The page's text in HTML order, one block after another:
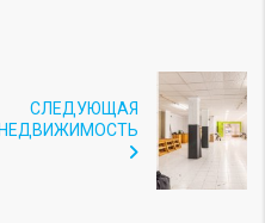
СЛЕДУЮЩАЯ
НЕДВИЖИМОСТЬ